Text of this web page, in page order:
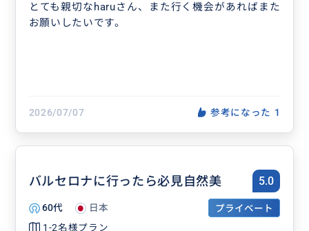
とても親切なharuさん、また行く機会があればまた
お願いしたいです。
2026/07/07 参考になった 1
バルセロナに行ったら必見自然美 5.0
60代 日本
プライベート
1-2名様プラン